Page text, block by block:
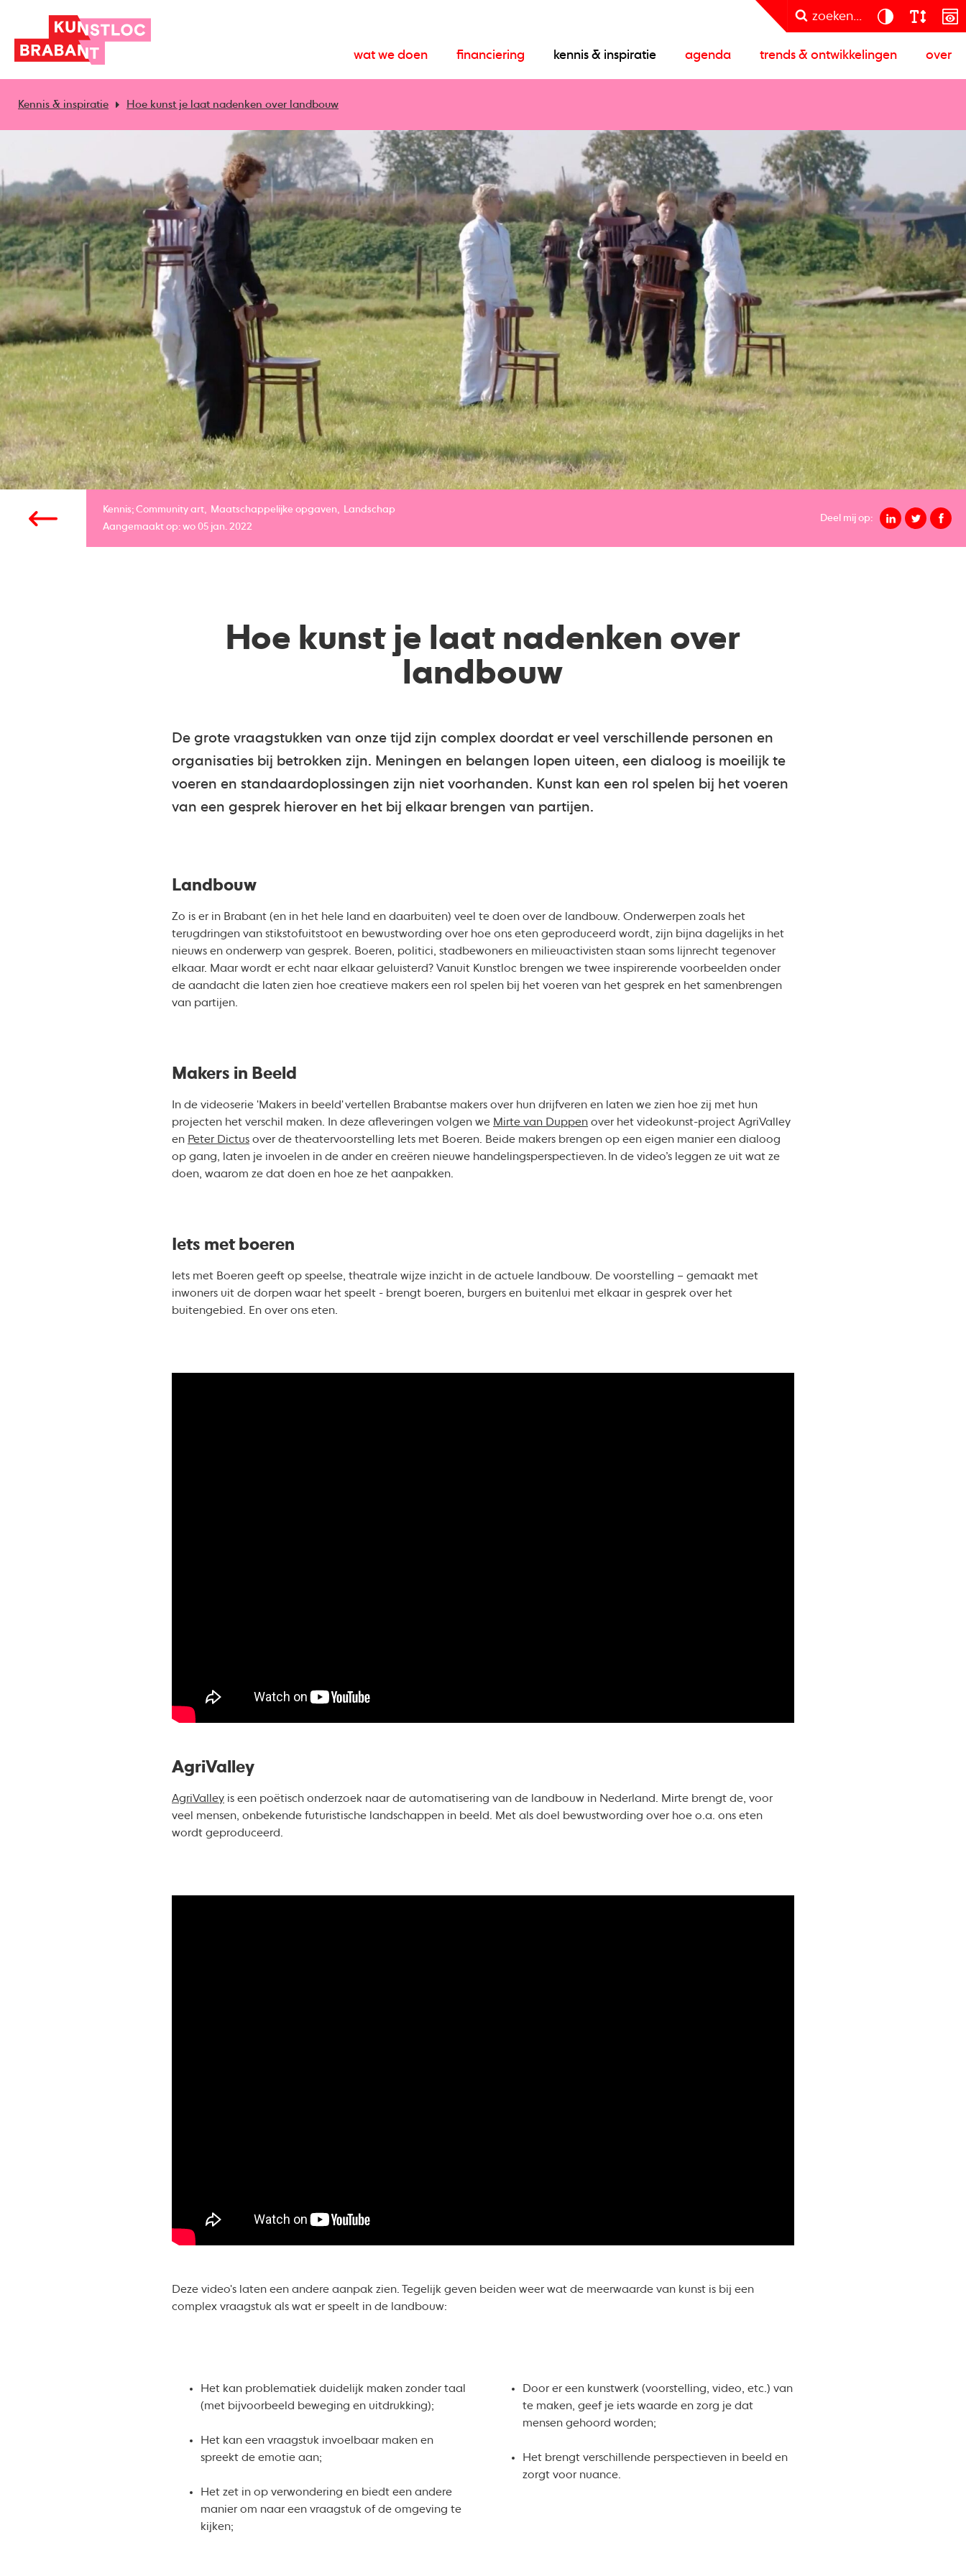
zoeken...
wat we doen financiering kennis & inspiratie agenda trends & ontwikkelingen over
Kennis & inspiratie Hoe kunst je laat nadenken over landbouw
Kennis; Community art Maatschappelijke opgaven
Landschap
Aangemaakt op: wo 05 jan. 2022
Deel mij op:
Hoe kunst je laat nadenken over
landbouw
De grote vraagstukken van onze tijd zijn complex doordat er veel verschillende personen en
organisaties bij betrokken zijn. Meningen en belangen lopen uiteen, een dialoog is moeilijk te
voeren en standaardoplossingen zijn niet voorhanden. Kunst kan een rol spelen bij het voeren
van een gesprek hierover en het bij elkaar brengen van partijen.
Landbouw
Zo is er in Brabant (en in het hele land en daarbuiten) veel te doen over de landbouw. Onderwerpen zoals het
terugdringen van stikstofuitstoot en bewustwording over hoe ons eten geproduceerd wordt, zijn bijna dagelijks in het
nieuws en onderwerp van gesprek. Boeren, politici, stadbewoners en milieuactivisten staan soms lijnrecht tegenover
elkaar. Maar wordt er echt naar elkaar geluisterd? Vanuit Kunstloc brengen we twee inspirerende voorbeelden onder
de aandacht die laten zien hoe creatieve makers een rol spelen bij het voeren van het gesprek en het samenbrengen
van partijen.
Makers in Beeld
In de videoserie 'Makers in beeld' vertellen Brabantse makers over hun drijfveren en laten we zien hoe zij met hun
projecten het verschil maken. In deze afleveringen volgen we Mirte van Duppen over het videokunst-project AgriValley
en Peter Dictus over de theatervoorstelling Iets met Boeren. Beide makers brengen op een eigen manier een dialoog
op gang, laten je invoelen in de ander en creëren nieuwe handelingsperspectieven. In de video’s leggen ze uit wat ze
doen, waarom ze dat doen en hoe ze het aanpakken.
Iets met boeren
Iets met Boeren geeft op speelse, theatrale wijze inzicht in de actuele landbouw. De voorstelling – gemaakt met
inwoners uit de dorpen waar het speelt - brengt boeren, burgers en buitenlui met elkaar in gesprek over het
buitengebied. En over ons eten.
AgriValley
AgriValley is een poëtisch onderzoek naar de automatisering van de landbouw in Nederland. Mirte brengt de, voor
veel mensen, onbekende futuristische landschappen in beeld. Met als doel bewustwording over hoe o.a. ons eten
wordt geproduceerd.
Deze video's laten een andere aanpak zien. Tegelijk geven beiden weer wat de meerwaarde van kunst is bij een
complex vraagstuk als wat er speelt in de landbouw:
Het kan problematiek duidelijk maken zonder taal
(met bijvoorbeeld beweging en uitdrukking);
Het kan een vraagstuk invoelbaar maken en
spreekt de emotie aan;
Het zet in op verwondering en biedt een andere
manier om naar een vraagstuk of de omgeving te
kijken;
Door er een kunstwerk (voorstelling, video, etc.) van
te maken, geef je iets waarde en zorg je dat
mensen gehoord worden;
Het brengt verschillende perspectieven in beeld en
zorgt voor nuance.